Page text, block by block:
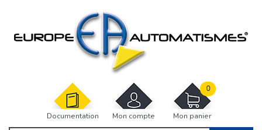
Documentation Mon compte Mon panier
0